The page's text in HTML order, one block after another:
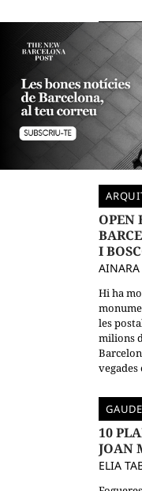
OPEN
I
AINARA
Hi ha
les
milions
10
JOAN
ELIA